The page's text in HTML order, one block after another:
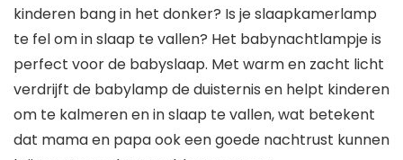
kinderen bang in het donker? Is je slaapkamerlamp
te fel om in slaap te vallen? Het babynachtlampje is
perfect voor de babyslaap. Met warm en zacht licht
verdrijft de babylamp de duisternis en helpt kinderen
om te kalmeren en in slaap te vallen, wat betekent
dat mama en papa ook een goede nachtrust kunnen